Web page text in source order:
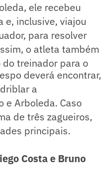
ele recebeu
e, inclusive, viajou
para resolver
o atleta também
treinador para o
deverá encontrar,
a
e Arboleda. Caso
de três zagueiros,
principais.
Costa e Bruno